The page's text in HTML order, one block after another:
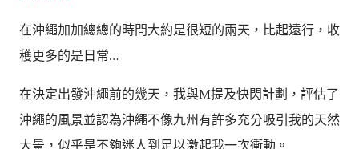
在沖繩加加總總的時間大約是很短的兩天，比起遠行，收
穫更多的是日常…
在決定出發沖繩前的幾天，我與M提及快閃計劃，評估了
沖繩的風景並認為沖繩不像九州有許多充分吸引我的天然
大景，似乎是不夠迷人到足以激起我一次衝動。